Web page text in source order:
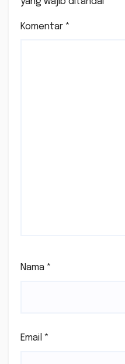
Komentar *
Nama *
Email *